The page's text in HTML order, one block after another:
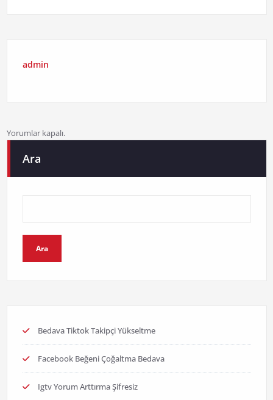
admin
Yorumlar kapalı.
Ara
Ara
Bedava Tiktok Takipçi Yükseltme
Facebook Beğeni Çoğaltma Bedava
Igtv Yorum Arttırma Şifresiz